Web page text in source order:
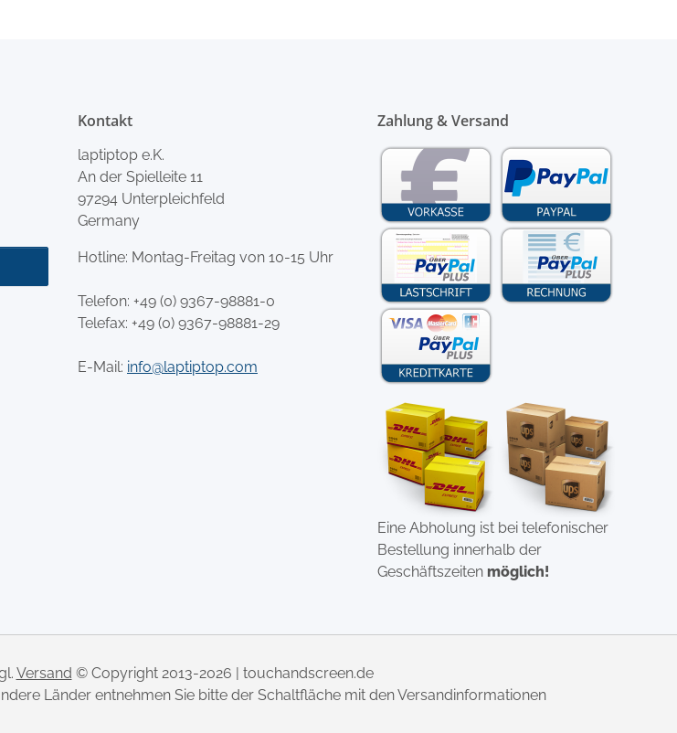
Kontakt
laptiptop e.K.
An der Spielleite 11
97294 Unterpleichfeld
Germany
Hotline: Montag-Freitag von 10-15 Uhr
Telefon: +49 (0) 9367-98881-0
Telefax: +49 (0) 9367-98881-29
E-Mail: info@laptiptop.com
Zahlung & Versand
Eine Abholung ist bei telefonischer
Bestellung innerhalb der
Geschäftszeiten möglich!
Versand © Copyright 2013-2026 | touchandscreen.de
Länder entnehmen Sie bitte der Schaltfläche mit den Versandinformationen